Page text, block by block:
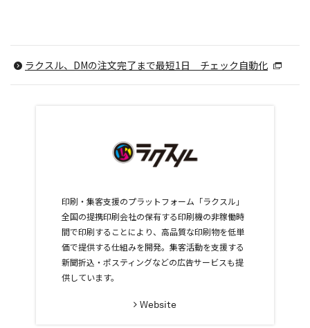
ラクスル、DMの注文完了まで最短1日 チェック自動化
印刷・集客支援のプラットフォーム「ラクスル」
全国の提携印刷会社の保有する印刷機の非稼働時
間で印刷することにより、高品質な印刷物を低単
価で提供する仕組みを開発。集客活動を支援する
新聞折込・ポスティングなどの広告サービスも提
供しています。
Website